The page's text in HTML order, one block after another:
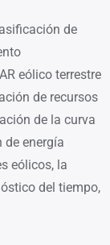
de
eólico terrestre
de recursos
de la curva
de energía
eólicos, la
del tiempo,